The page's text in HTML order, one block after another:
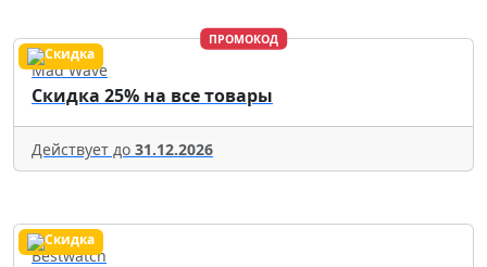
ПРОМОКОД
Mad Wave
Скидка 25% на все товары
Действует до 31.12.2026
Bestwatch